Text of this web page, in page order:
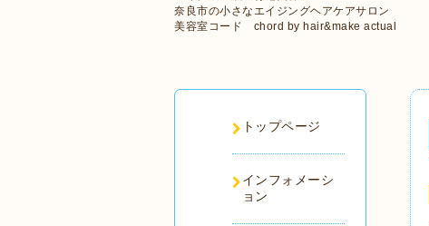
奈良市の小さなエイジングヘアケアサロン
美容室コード chord by hair&make actual
トップページ
インフォメーシ
ョン